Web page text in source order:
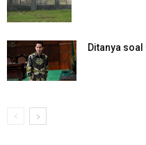
Ditanya soal